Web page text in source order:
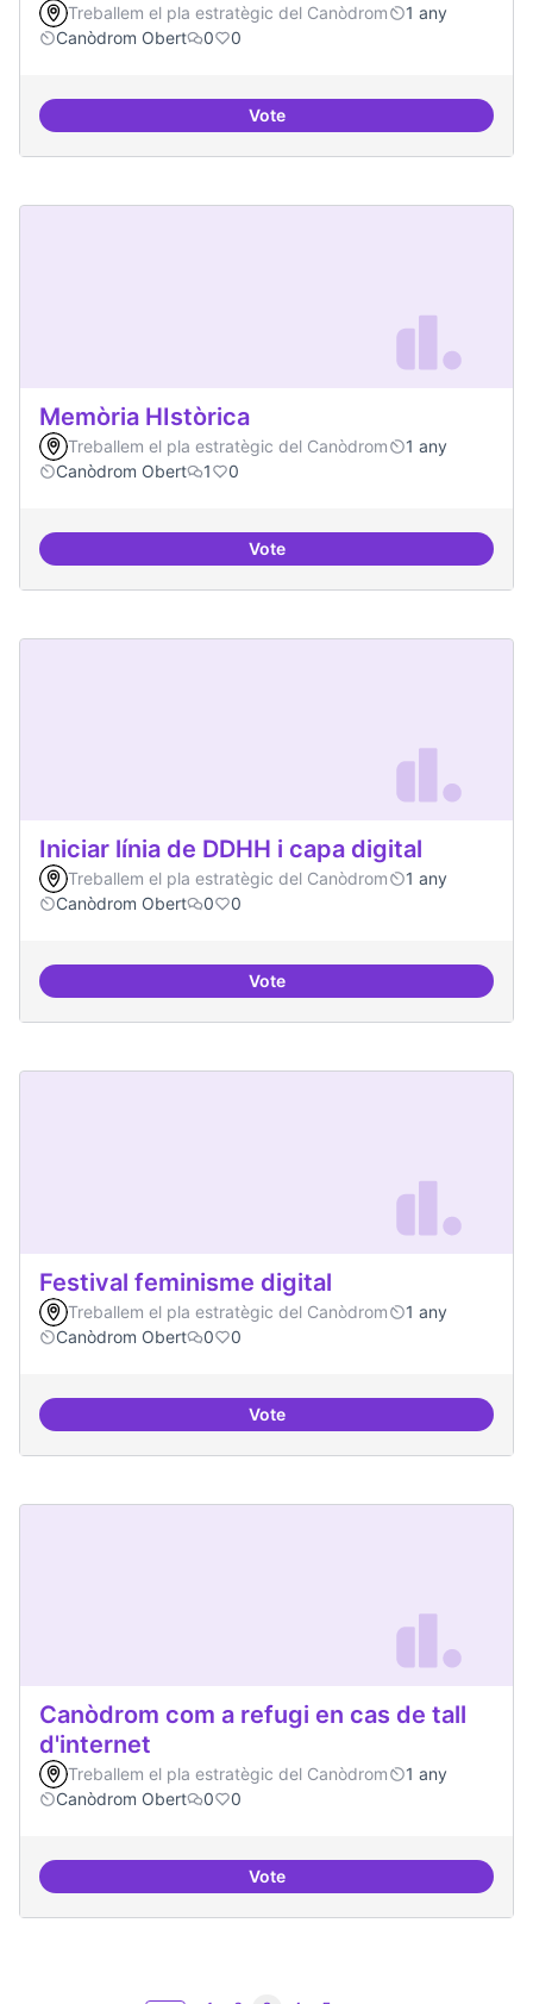
Treballem el pla estratègic del Canòdrom
1 any
Canòdrom Obert
0 0
VoteBar obert, que sigui punt de
Memòria HIstòrica
Treballem el pla estratègic del Canòdrom
1 any
Canòdrom Obert
1 0
VoteMemòria HIstòrica
Iniciar línia de DDHH i capa digital
Treballem el pla estratègic del Canòdrom
1 any
Canòdrom Obert
0 0
VoteIniciar línia de DDHH i capa
Festival feminisme digital
Treballem el pla estratègic del Canòdrom
1 any
Canòdrom Obert
0 0
VoteFestival feminisme digital
Canòdrom com a refugi en cas de tall
d'internet
Treballem el pla estratègic del Canòdrom
1 any
Canòdrom Obert
0 0
VoteCanòdrom com a refugi en cas